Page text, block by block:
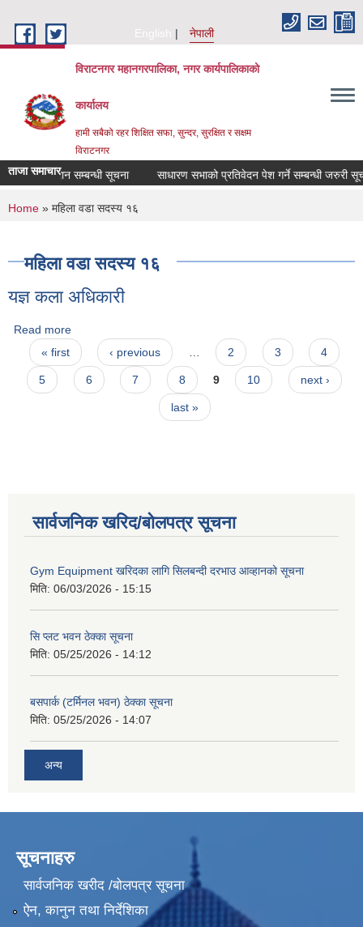
English
नेपाली
विराटनगर महानगरपालिका, नगर कार्यपालिकाको
कार्यालय
हामी सबैको रहर शिक्षित सफा, सुन्दर, सुरक्षित र सक्षम
विराटनगर
ताजा समाचार
प्रस्ताव आह्वान सम्बन्धी सूचना साधारण सभाको प्रतिवेदन पेश गर्ने सम्बन्धी जरुरी
You are here
Home » महिला वडा सदस्य १६
महिला वडा सदस्य १६
यज्ञ कला अधिकारी
Read more
Pages
« first ‹ previous … 2 3 4
5 6 7 8 9 10 next ›
last »
सार्वजनिक खरिद/बोलपत्र सूचना
Gym Equipment खरिदका लागि सिलबन्दी दरभाउ आव्हानको सूचना
मिति: 06/03/2026 - 15:15
सि प्लट भवन ठेक्का सूचना
मिति: 05/25/2026 - 14:12
बसपार्क (टर्मिनल भवन) ठेक्का सूचना
मिति: 05/25/2026 - 14:07
अन्य
सूचनाहरु
सार्वजनिक खरीद /बोलपत्र सूचना
ऐन, कानुन तथा निर्देशिका